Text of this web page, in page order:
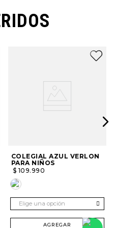
COLEGIAL AZUL VERLON
PARA NIÑOS
$ 109.990
Elige una opción
AGREGAR